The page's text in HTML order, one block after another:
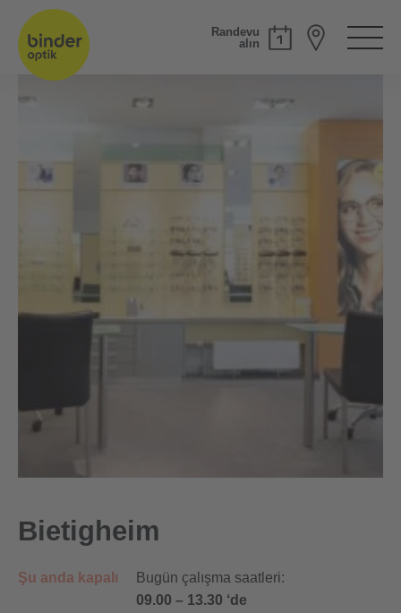
Randevu
alın
Bietigheim
Şu anda kapalı
Bugün çalışma saatleri:
09.00 – 13.30 ‘de